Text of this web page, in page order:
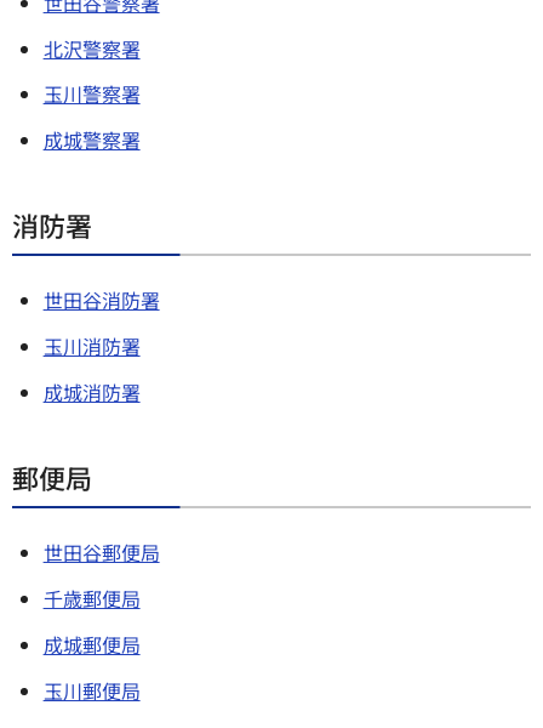
北沢警察署
玉川警察署
成城警察署
消防署
世田谷消防署
玉川消防署
成城消防署
郵便局
世田谷郵便局
千歳郵便局
成城郵便局
玉川郵便局